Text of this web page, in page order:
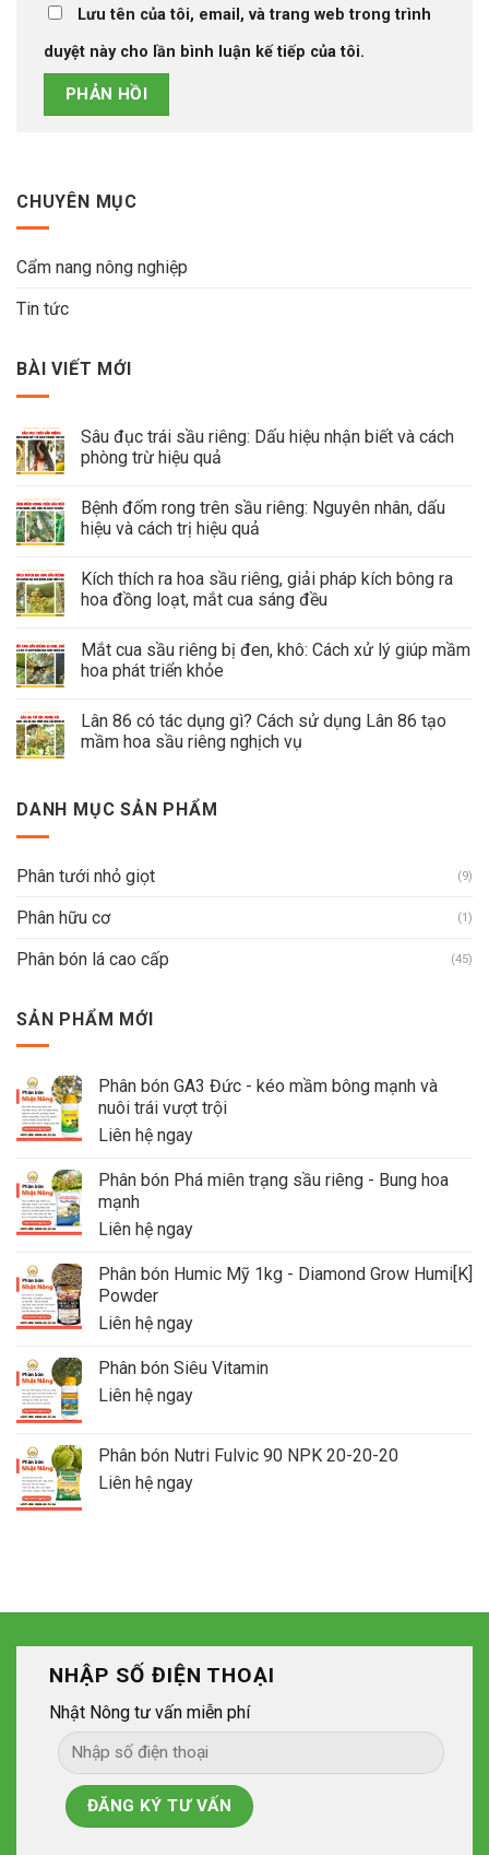
Lưu tên của tôi, email, và trang web trong trình
duyệt này cho lần bình luận kế tiếp của tôi.
CHUYÊN MỤC
Cẩm nang nông nghiệp
Tin tức
BÀI VIẾT MỚI
Sâu đục trái sầu riêng: Dấu hiệu nhận biết và cách
phòng trừ hiệu quả
Bệnh đốm rong trên sầu riêng: Nguyên nhân, dấu
hiệu và cách trị hiệu quả
Kích thích ra hoa sầu riêng, giải pháp kích bông ra
hoa đồng loạt, mắt cua sáng đều
Mắt cua sầu riêng bị đen, khô: Cách xử lý giúp mầm
hoa phát triển khỏe
Lân 86 có tác dụng gì? Cách sử dụng Lân 86 tạo
mầm hoa sầu riêng nghịch vụ
DANH MỤC SẢN PHẨM
Phân tưới nhỏ giọt (9)
Phân hữu cơ (1)
Phân bón lá cao cấp (45)
SẢN PHẨM MỚI
Phân bón GA3 Đức - kéo mầm bông mạnh và
nuôi trái vượt trội
Liên hệ ngay
Phân bón Phá miên trạng sầu riêng - Bung hoa
mạnh
Liên hệ ngay
Phân bón Humic Mỹ 1kg - Diamond Grow Humi[K]
Powder
Liên hệ ngay
Phân bón Siêu Vitamin
Liên hệ ngay
Phân bón Nutri Fulvic 90 NPK 20-20-20
Liên hệ ngay
NHẬP SỐ ĐIỆN THOẠI
Nhật Nông tư vấn miễn phí